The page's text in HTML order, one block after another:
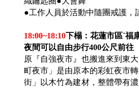
●工作人員於活動中隨團戒護，
18:00~18:10下榻：花蓮市區˙福
夜間可以自由步行400公尺前往
原『自強夜市』也搬進來到東
町夜市」是由原本的彩虹夜市
街」以木竹為建材，整體帶有